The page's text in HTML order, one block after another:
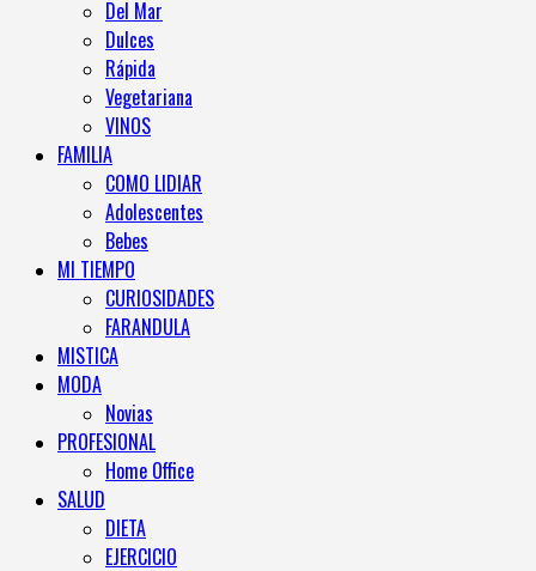
Del Mar
Dulces
Rápida
Vegetariana
VINOS
FAMILIA
COMO LIDIAR
Adolescentes
Bebes
MI TIEMPO
CURIOSIDADES
FARANDULA
MISTICA
MODA
Novias
PROFESIONAL
Home Office
SALUD
DIETA
EJERCICIO